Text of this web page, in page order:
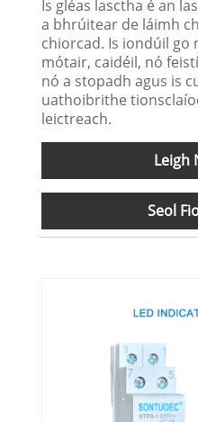
Is gléas lasctha é an
a bhrúitear de láimh
chiorcad. Is iondúil go
mótair, caidéil, nó
nó a stopadh agus is
uathoibrithe
leictreach.
Leigh
Seol